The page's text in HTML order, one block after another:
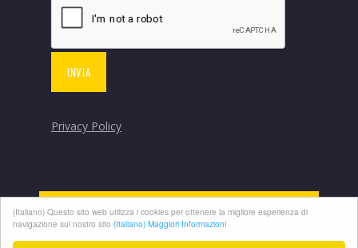
(Italiano) Questo sito web utilizza i cookies per ottenere la migliore esperienza di
navigazione sul nostro sito (Italiano) Maggiori Informazioni
Privacy Policy